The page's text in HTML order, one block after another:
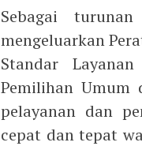
Sebagai
mengeluarkan
Standar
Pemilihan Umum
pelayanan dan
cepat dan tepat